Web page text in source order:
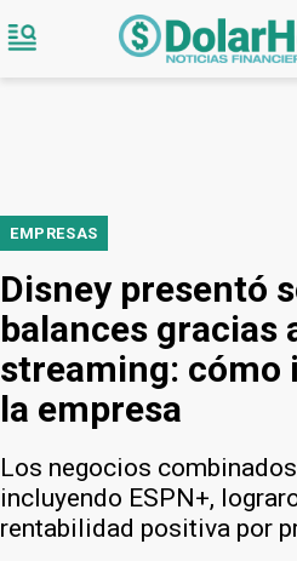
EMPRESAS
Disney presentó
balances gracias
streaming: cómo
la empresa
Los negocios
incluyendo ESPN+,
rentabilidad positiva por